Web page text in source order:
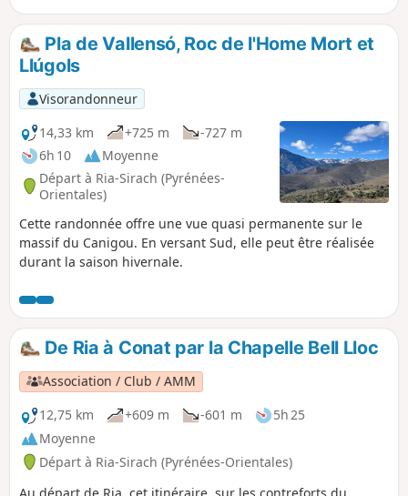
Dans la dernière partie, la descente surplombe la gare du
petit train jaune et le cheminement de cette voie ferrée
emblématique qui relie Villefranche à La Tour-de-Carol. Les
deux premières heures de montée sont exigeantes, mais
elles offrent de très belles vues. À la montée, passage
recommandé à la Chapelle de Notre-Dame-de-Vie (aller-
retour). Ne pas sous-estimer cette randonnée assez
sportive. La trace gpx peut s'avérer utile, surtout entre (4),
(5) et (6).
Pla de Vallensó, Roc de l'Home Mort et
Llúgols
Visorandonneur
14,33 km
+725 m
-727 m
6h 10
Moyenne
Départ à Ria-Sirach (Pyrénées-
Orientales)
Cette randonnée offre une vue quasi permanente sur le
massif du Canigou. En versant Sud, elle peut être réalisée
durant la saison hivernale.
De Ria à Conat par la Chapelle Bell Lloc
Association / Club / AMM
12,75 km
+609 m -601 m
5h 25
Moyenne
Départ à Ria-Sirach (Pyrénées-Orientales)